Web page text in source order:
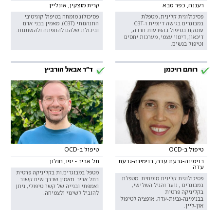
רעננה, כפר סבא
פסיכולוגית קלינית, מטפלת
עוסקת בטיפול בהפרעות חרדה,
דיכאון, דימוי עצמי, מערכות יחסים
וטיפול בנשים.
קרית מוצקין, אונליין
פסיכולוג מומחה בטיפול קוגיטיבי
התנהגותי (CBT). מאמין בבני אדם
וביכולת שלהם להתפתח ולהשתנות.
רותם רויכמן
טיפול ב-OCD
בנימינה-גבעת עדה, בנימינה-גבעת
עדה
פסיכולוגית קלינית מומחית. מטפלת
במבוגרים , נוער והגיל השלישי,
בקליניקה פרטית
בבנימינה-גבעת-עדה. אופציה לטיפול
און-ליין.
ד"ר אבאל הורביץ
טיפול ב-OCD
תל אביב - יפו, חולון
מטפל במבוגרים.ות בקליניקה פרטית
בתל אביב. מאמין שדרך שיח קשוב
ואמפתי ובנייה של קשר טיפולי, ניתן
להוביל לשינוי ולצמיחה.